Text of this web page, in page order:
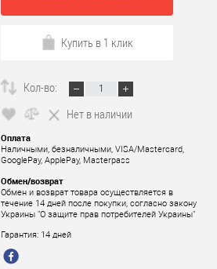
Купить в 1 клик
Кол-во:
Нет в наличии
Оплата
Наличными, безналичными, VISA/Mastercard,
GooglePay, ApplePay, Masterpass
Обмен/возврат
Обмен и возврат товара осуществляется в
течение 14 дней после покупки, согласно закону
Украины "О защите прав потребителей Украины"
Гарантия: 14 дней